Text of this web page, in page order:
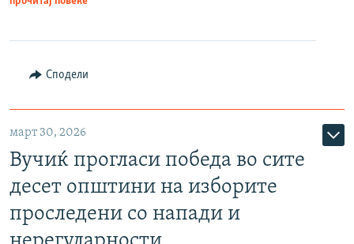
Сподели
март 30, 2026
Вучиќ прогласи победа во сите
десет општини на изборите
проследени со напади и